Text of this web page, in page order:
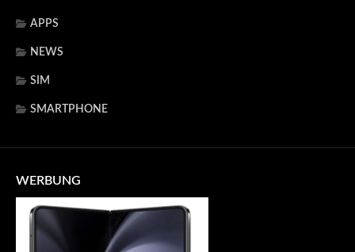
APPS
NEWS
SIM
SMARTPHONE
WERBUNG